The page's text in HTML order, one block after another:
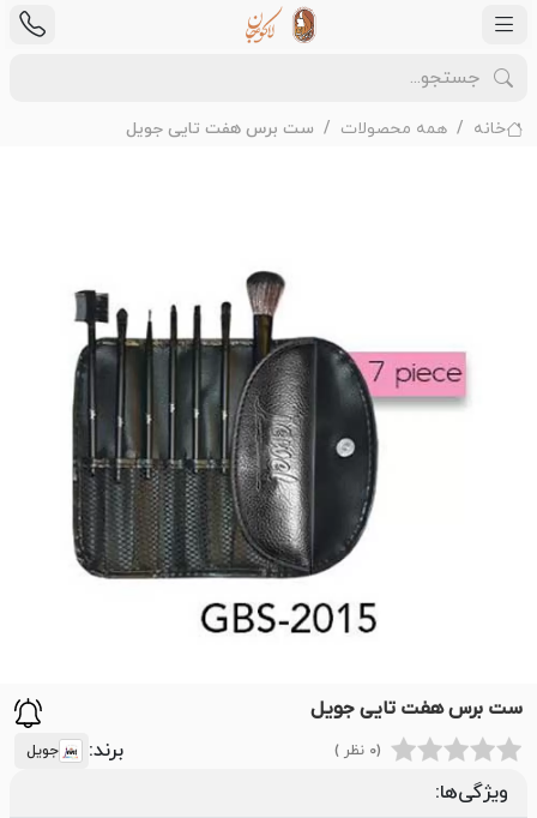
خانه همه محصولات ست برس هفت تایی جویل
ست برس هفت تایی جویل
(0 نظر ) برند: جویل
ویژگی‌ها: